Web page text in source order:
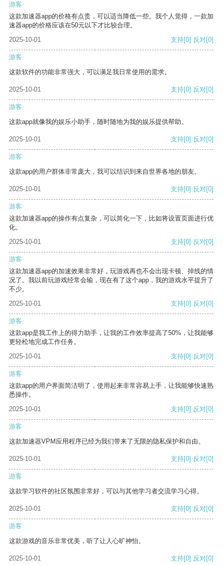
游客
这款加速器app的价格有点贵，可以适当降低一些。我个人觉得，一款加
速器app的价格应该在50元以下才比较合理。
2025-10-01
支持[0] 反对[0]
游客
这款软件的功能非常强大，可以满足我日常使用的需求。
2025-10-01 支持[0] 反对[0]
游客
这款app就像我的娱乐小助手，随时随地为我的娱乐提供帮助。
2025-10-01 支持[0] 反对[0]
游客
这款app的用户群体非常庞大，我可以结识到来自世界各地的朋友。
2025-10-01 支持[0] 反对[0]
游客
这款加速器app的操作有点复杂，可以简化一下，比如将设置页面进行优
化。
2025-10-01
支持[0] 反对[0]
游客
这款加速器app的加速效果非常好，玩游戏再也不会出现卡顿、掉线的情
况了。我以前玩游戏经常会输，现在有了这个app，我的游戏水平提升了
不少。
2025-10-01
支持[0] 反对[0]
游客
这款app是我工作上的得力助手，让我的工作效率提高了50%，让我能够
更轻松地完成工作任务。
2025-10-01
支持[0] 反对[0]
游客
这款app的用户界面简洁明了，使用起来非常容易上手，让我能够快速熟
悉操作。
2025-10-01
支持[0] 反对[0]
游客
这款加速器VPM应用程序已经为我们带来了无限的隐私保护和自由。
2025-10-01 支持[0] 反对[0]
游客
这款学习软件的社区氛围非常好，可以与其他学习者交流学习心得。
2025-10-01 支持[0] 反对[0]
游客
这款游戏的音乐非常优美，听了让人心旷神怡。
2025-10-01 支持[0] 反对[0]